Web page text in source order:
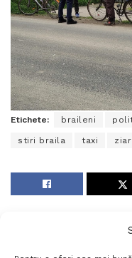
Etichete: braileni
stiri braila taxi